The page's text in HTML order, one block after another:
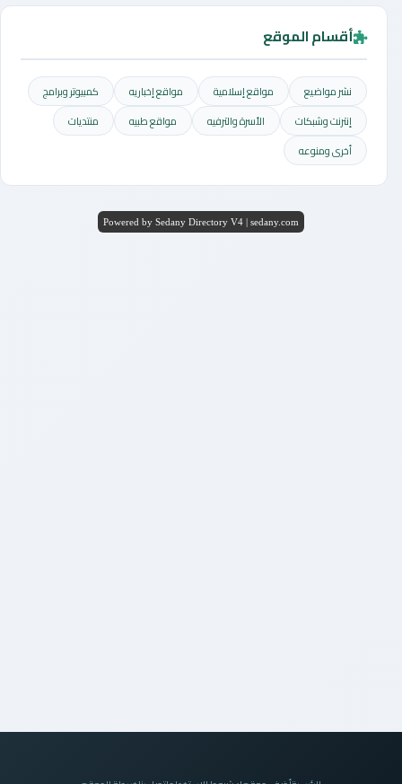
أقسام الموقع
نشر مواضيع مواقع إسلامية مواقع إخباريه
كمبيوتر وبرامج
إنترنت وشبكات
الأسرة والترفيه مواقع طبيه
منتديات
أخرى ومنوعه
Powered by Sedany Directory V4 | sedany.com